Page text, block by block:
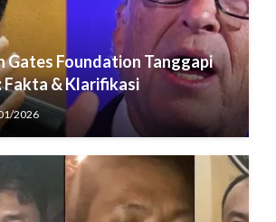
Gates Foundation Tanggapi
Fakta & Klarifikasi
2026